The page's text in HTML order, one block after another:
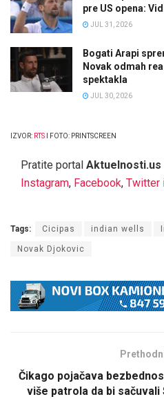
pre US opena:
JUL 31, 2026
Bogati Arapi
Novak odmah
spektakla
JUL 30, 2026
IZVOR: RTS I FOTO: PRINTSCREEN
Pratite portal Aktuelnosti.us
Instagram, Facebook, Twitter
Tags: Cicipas indian wells
Novak Djokovic
Čikago pojačava
više patrola da bi